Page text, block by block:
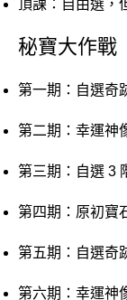
頂課：自由選
秘寶大作戰
第一期：自選奇
第二期：幸運神
第三期：自選 3
第四期：原初寶
第五期：自選奇
第六期：幸運神